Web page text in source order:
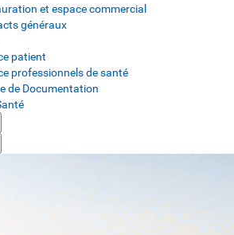
et espace commercial
généraux
patient
professionnels de santé
de Documentation